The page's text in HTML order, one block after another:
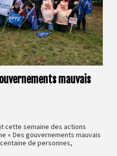
mauvais
cette semaine des actions
« Des gouvernements mauvais
de personnes,